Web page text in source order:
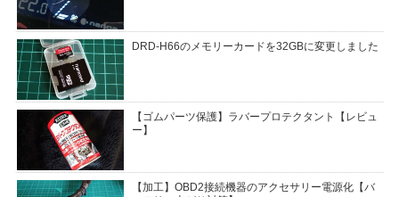
DRD-H66のメモリーカードを32GBに変更しました
【ゴムパーツ保護】ラバープロテクタント【レビュ
ー】
【加工】OBD2接続機器のアクセサリー電源化【バ